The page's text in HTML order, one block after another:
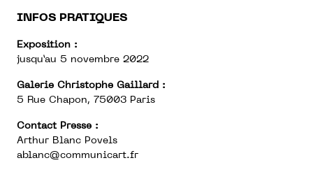
INFOS PRATIQUES
Exposition :
jusqu’au 5 novembre 2022
Galerie Christophe Gaillard :
5 Rue Chapon, 75003 Paris
Contact Presse :
Arthur Blanc Povels
ablanc@communicart.fr